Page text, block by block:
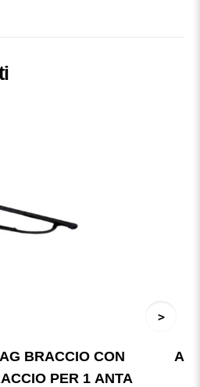
BRACCIO CON
PER 1 ANTA